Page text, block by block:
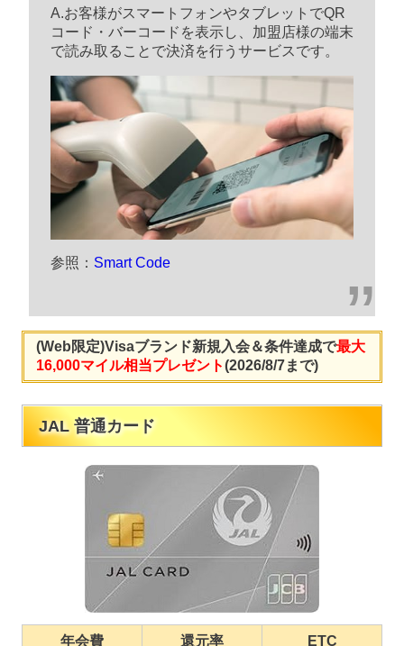
A.お客様がスマートフォンやタブレットでQR
コード・バーコードを表示し、加盟店様の端末
で読み取ることで決済を行うサービスです。
参照： Smart Code
(Web限定)Visaブランド新規入会＆条件達成で最大
16,000マイル相当プレゼント(2026/8/7まで)
JAL 普通カード
年会費 還元率 ETC